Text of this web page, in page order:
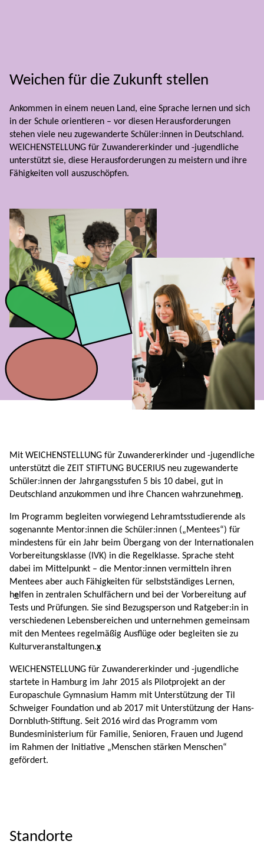
Weichen für die Zukunft stellen
Ankommen in einem neuen Land, eine Sprache lernen und sich
in der Schule orientieren – vor diesen Herausforderungen
stehen viele neu zugewanderte Schüler:innen in Deutschland.
WEICHENSTELLUNG für Zuwandererkinder und -jugendliche
unterstützt sie, diese Herausforderungen zu meistern und ihre
Fähigkeiten voll auszuschöpfen.
Mit WEICHENSTELLUNG für Zuwandererkinder und -jugendliche
unterstützt die ZEIT STIFTUNG BUCERIUS neu zugewanderte
Schüler:innen der Jahrgangsstufen 5 bis 10 dabei, gut in
Deutschland anzukommen und ihre Chancen wahrzunehmen.
Im Programm begleiten vorwiegend Lehramtsstudierende als
sogenannte Mentor:innen die Schüler:innen („Mentees“) für
mindestens für ein Jahr beim Übergang von der Internationalen
Vorbereitungsklasse (IVK) in die Regelklasse. Sprache steht
dabei im Mittelpunkt – die Mentor:innen vermitteln ihren
Mentees aber auch Fähigkeiten für selbstständiges Lernen,
he lfen in zentralen Schulfächern und bei der Vorbereitung auf
Tests und Prüfungen. Sie sind Bezugsperson und Ratgeber:in in
verschiedenen Lebensbereichen und unternehmen gemeinsam
mit den Mentees regelmäßig Ausflüge oder begleiten sie zu
Kulturveranstaltungen.x
WEICHENSTELLUNG für Zuwandererkinder und -jugendliche
startete in Hamburg im Jahr 2015 als Pilotprojekt an der
Europaschule Gymnasium Hamm mit Unterstützung der Til
Schweiger Foundation und ab 2017 mit Unterstützung der Hans-
Dornbluth-Stiftung. Seit 2016 wird das Programm vom
Bundesministerium für Familie, Senioren, Frauen und Jugend
im Rahmen der Initiative „Menschen stärken Menschen“
gefördert.
Standorte